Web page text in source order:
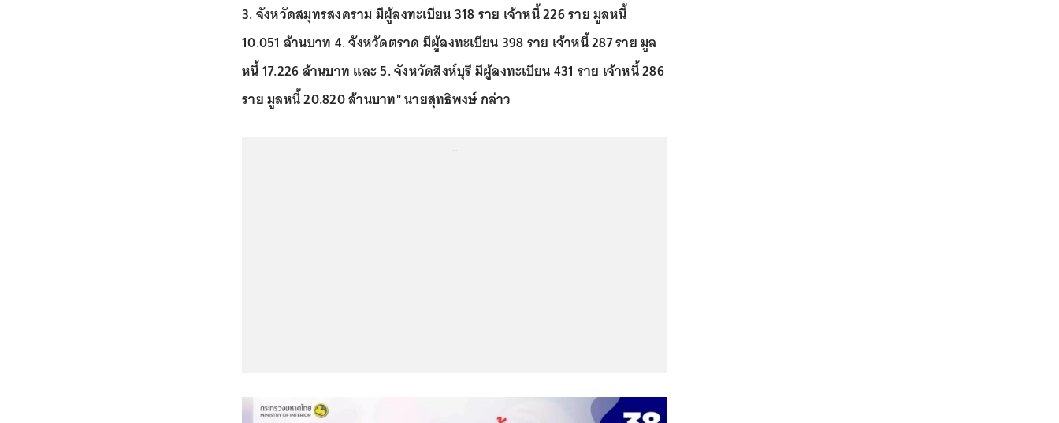
3. จังหวัดสมุทรสงคราม มีผู้ลงทะเบียน 318 ราย เจ้าหนี้ 226 ราย มูลหนี้
10.051 ล้านบาท 4. จังหวัดตราด มีผู้ลงทะเบียน 398 ราย เจ้าหนี้ 287 ราย มูล
หนี้ 17.226 ล้านบาท และ 5. จังหวัดสิงห์บุรี มีผู้ลงทะเบียน 431 ราย เจ้าหนี้ 286
ราย มูลหนี้ 20.820 ล้านบาท" นายสุทธิพงษ์ กล่าว